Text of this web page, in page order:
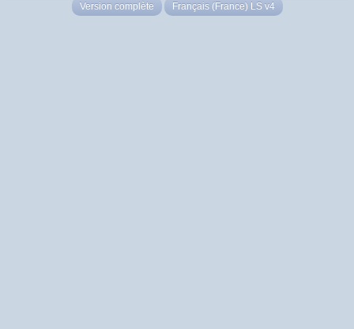
Version complète Français (France) LS v4